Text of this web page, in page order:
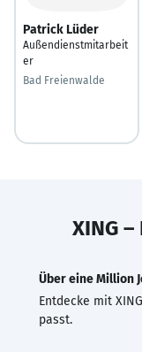
Patrick Lüder
Außendienstmitarbeit
er
Bad Freienwalde
XING
Über eine Million
Entdecke mit
passt.